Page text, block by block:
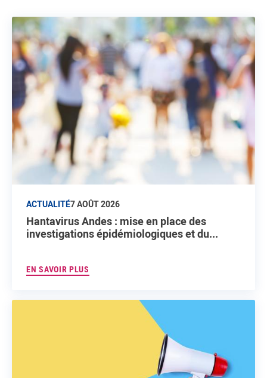
ACTUALITÉ7 AOÛT 2026
Hantavirus Andes : mise en place des
investigations épidémiologiques et du...
EN SAVOIR PLUS